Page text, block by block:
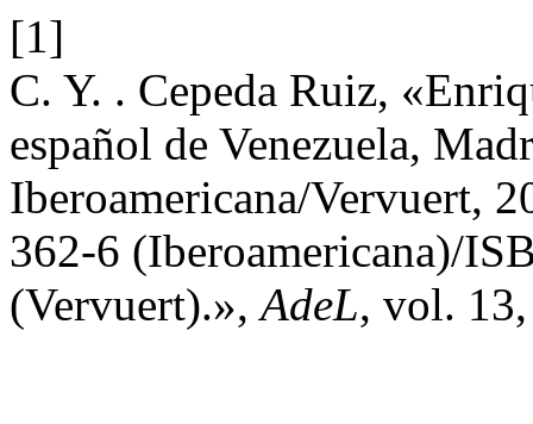
[1]
C. Y. . Cepeda Ruiz,
español de Venezuela,
Iberoamericana/Vervuert,
362-6 (Iberoamericana)/
(Vervuert).»,AdeL, vol.